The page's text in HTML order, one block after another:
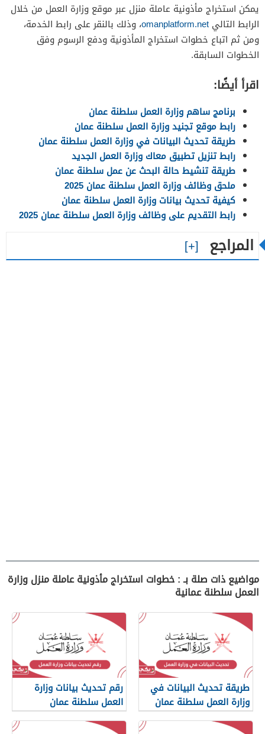
يمكن استخراج مأذونية عاملة منزل عبر موقع وزارة العمل من خلال
الرابط التالي omanplatform.net، وذلك بالنقر على رابط الخدمة،
ومن ثم اتباع خطوات استخراج المأذونية ودفع الرسوم وفق
الخطوات السابقة.
اقرأ أيضًا:
برنامج ساهم وزارة العمل سلطنة عمان
رابط موقع تجنيد وزارة العمل سلطنة عمان
طريقة تحديث البيانات في وزارة العمل سلطنة عمان
رابط تنزيل تطبيق معاك وزارة العمل الجديد
طريقة تنشيط حالة البحث عن عمل سلطنة عمان
ملحق وظائف وزارة العمل سلطنة عمان 2025
كيفية تحديث بيانات وزارة العمل سلطنة عمان
رابط التقديم على وظائف وزارة العمل سلطنة عمان 2025
المراجع
مواضيع ذات صلة بـ : خطوات استخراج مأذونية عاملة منزل وزارة
العمل سلطنة عمانية
طريقة تحديث البيانات في
وزارة العمل سلطنة عمان
رقم تحديث بيانات وزارة
العمل سلطنة عمان